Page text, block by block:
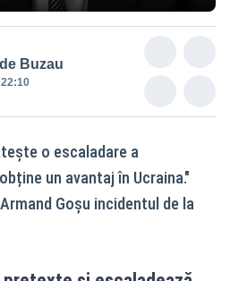
Buzau
o escaladare a
un avantaj în Ucraina."
Goșu incidentul de la